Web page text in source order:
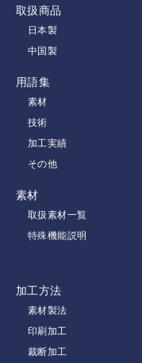
取扱商品
日本製
中国製
用語集
素材
技術
加工実績
その他
素材
取扱素材一覧
特殊機能説明
加工方法
素材製法
印刷加工
裁断加工